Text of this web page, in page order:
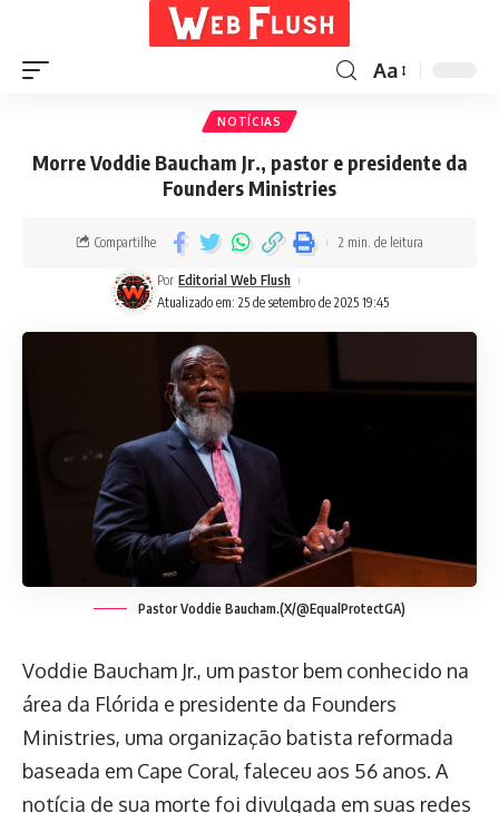
Aa
NOTÍCIAS
Morre Voddie Baucham Jr., pastor e presidente da
Founders Ministries
Atualizado em: 25 de setembro de 2025 19:45
Por Editorial Web Flush
Compartilhe 2 min. de leitura
Pastor Voddie Baucham.(X/@EqualProtectGA)
Voddie Baucham Jr., um pastor bem conhecido na
área da Flórida e presidente da Founders
Ministries, uma organização batista reformada
baseada em Cape Coral, faleceu aos 56 anos. A
notícia de sua morte foi divulgada em suas redes